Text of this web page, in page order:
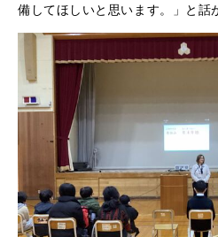
備してほしいと思います。」と話